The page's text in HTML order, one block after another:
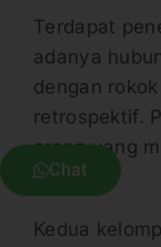
Terdapat
adanya
dengan
retrospektif.
orang yang
merokok.
Kedua
Chat